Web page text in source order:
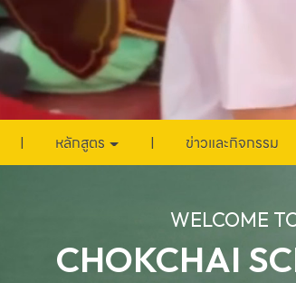
หลักสูตร ข่าวและกิจกรรม
WELCOME
CHOKCHAI